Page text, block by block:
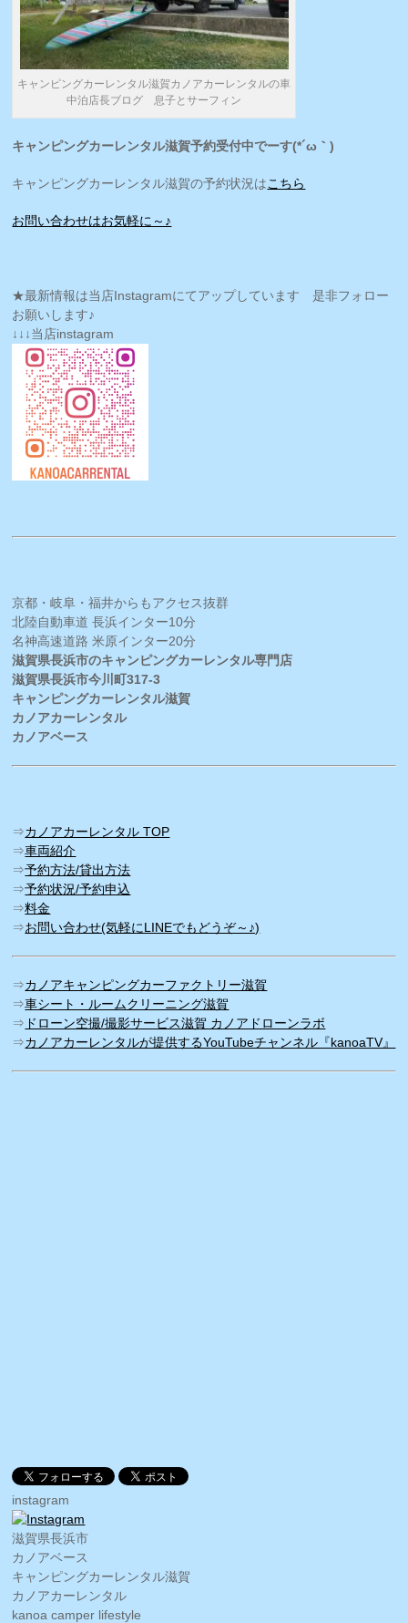
キャンピングカーレンタル滋賀カノアカーレンタルの車
中泊店長ブログ 息子とサーフィン
キャンピングカーレンタル滋賀予約受付中でーす(*´ω｀)
キャンピングカーレンタル滋賀の予約状況はこちら
お問い合わせはお気軽に～♪
★最新情報は当店Instagramにてアップしています 是非フォロー
お願いします♪
↓↓↓当店instagram
京都・岐阜・福井からもアクセス抜群
北陸自動車道 長浜インター10分
名神高速道路 米原インター20分
滋賀県長浜市のキャンピングカーレンタル専門店
滋賀県長浜市今川町317-3
キャンピングカーレンタル滋賀
カノアカーレンタル
カノアベース
⇒カノアカーレンタル TOP
⇒車両紹介
⇒予約方法/貸出方法
⇒予約状況/予約申込
⇒料金
⇒お問い合わせ(気軽にLINEでもどうぞ～♪)
⇒カノアキャンピングカーファクトリー滋賀
⇒車シート・ルームクリーニング滋賀
⇒ ドローン空撮/撮影サービス滋賀 カノアドローンラボ
⇒カノアカーレンタルが提供するYouTubeチャンネル『kanoaTV』
instagram
滋賀県長浜市
カノアベース
キャンピングカーレンタル滋賀
カノアカーレンタル
kanoa camper lifestyle